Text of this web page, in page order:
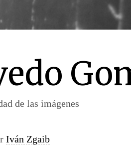
de las imágenes
Iván Zgaib